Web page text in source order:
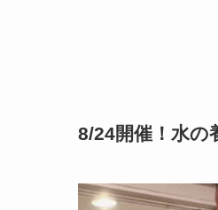
8/24開催！水の